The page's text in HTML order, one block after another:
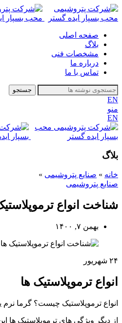
صفحه اصلی
بلاگ
مشخصات فنی
درباره ما
تماس با ما
جستجو
EN
منو
EN
بلاگ
خانه » صنایع پتروشیمی »
صنایع پتروشیمی
شناخت انواع
بهمن ۷, ۱۴۰۰
۲۴ شهریور
انواع ترموپلاستیک ها
انواع ترموپلاستیک چیست؟ گرما
از دیگر ویژگی های ترموپلاستیک ها